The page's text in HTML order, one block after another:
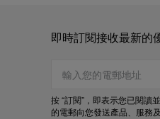
即時訂閱接收最新的
按 “訂閱”，即表示您已閱讀
的電郵向您發送產品、服務